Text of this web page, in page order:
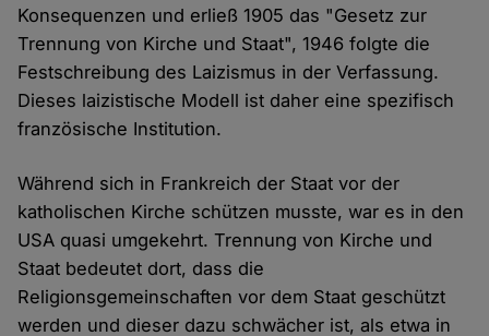
Konsequenzen und erließ 1905 das "Gesetz zur
Trennung von Kirche und Staat", 1946 folgte die
Festschreibung des Laizismus in der Verfassung.
Dieses laizistische Modell ist daher eine spezifisch
französische Institution.
Während sich in Frankreich der Staat vor der
katholischen Kirche schützen musste, war es in den
USA quasi umgekehrt. Trennung von Kirche und
Staat bedeutet dort, dass die
Religionsgemeinschaften vor dem Staat geschützt
werden und dieser dazu schwächer ist, als etwa in